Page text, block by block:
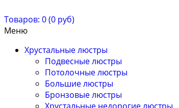
Товаров: 0 (0 руб)
Меню
Хрустальные люстры
Подвесные люстры
Потолочные люстры
Большие люстры
Бронзовые люстры